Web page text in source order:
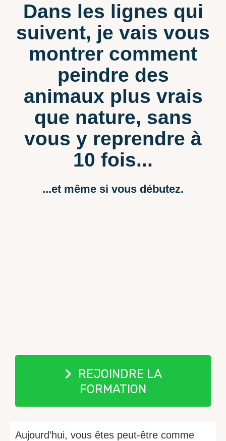
Dans les lignes qui
suivent, je vais vous
montrer comment
peindre des
animaux plus vrais
que nature, sans
vous y reprendre à
10 fois...
...et même si vous débutez.
REJOINDRE LA
FORMATION
Aujourd’hui, vous êtes peut-être comme